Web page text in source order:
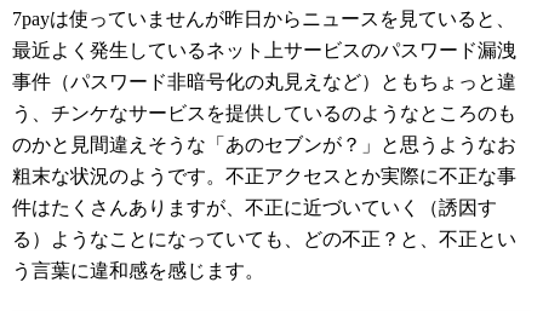
7payは使っていませんが昨日からニュースを見ていると、
最近よく発生しているネット上サービスのパスワード漏洩
事件（パスワード非暗号化の丸見えなど）ともちょっと違
う、チンケなサービスを提供しているのようなところのも
のかと見間違えそうな「あのセブンが？」と思うようなお
粗末な状況のようです。不正アクセスとか実際に不正な事
件はたくさんありますが、不正に近づいていく（誘因す
る）ようなことになっていても、どの不正？と、不正とい
う言葉に違和感を感じます。